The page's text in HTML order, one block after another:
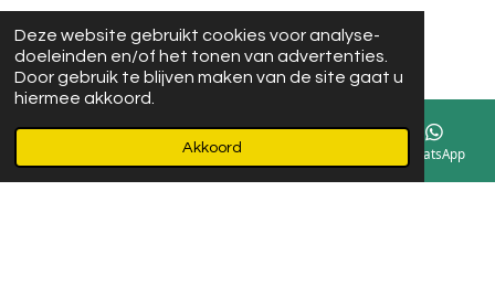
Deze website gebruikt cookies voor analyse-
doeleinden en/of het tonen van advertenties.
Door gebruik te blijven maken van de site gaat u
hiermee akkoord.
AkkoordInstagram WhatsApp